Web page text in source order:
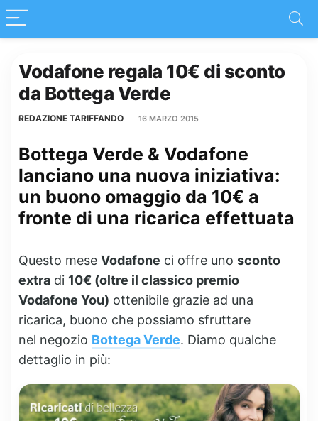
Vodafone regala 10€ di sconto
da Bottega Verde
REDAZIONE TARIFFANDO 16 MARZO 2015
Bottega Verde & Vodafone
lanciano una nuova iniziativa:
un buono omaggio da 10€ a
fronte di una ricarica effettuata
Questo mese Vodafone ci offre uno sconto
extra di 10€ (oltre il classico premio
Vodafone You) ottenibile grazie ad una
ricarica, buono che possiamo sfruttare
nel negozio Bottega Verde. Diamo qualche
dettaglio in più: